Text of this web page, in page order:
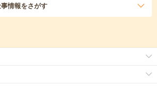
情報をさがす